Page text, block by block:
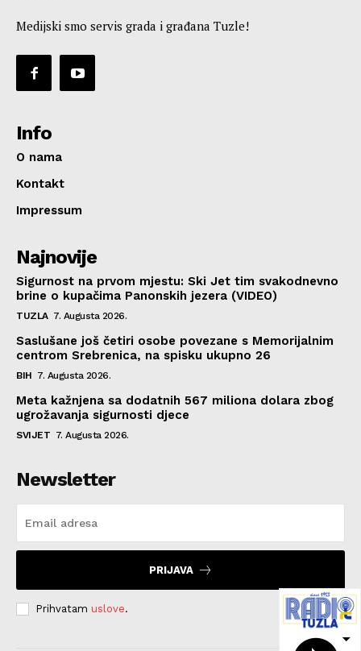
Medijski smo servis grada i građana Tuzle!
Info
O nama
Kontakt
Impressum
Najnovije
Sigurnost na prvom mjestu: Ski Jet tim svakodnevno
brine o kupačima Panonskih jezera (VIDEO)
TUZLA 7. Augusta 2026.
Saslušane još četiri osobe povezane s Memorijalnim
centrom Srebrenica, na spisku ukupno 26
BIH 7. Augusta 2026.
Meta kažnjena sa dodatnih 567 miliona dolara zbog
ugrožavanja sigurnosti djece
SVIJET 7. Augusta 2026.
Newsletter
PRIJAVA
Prihvatam uslove.